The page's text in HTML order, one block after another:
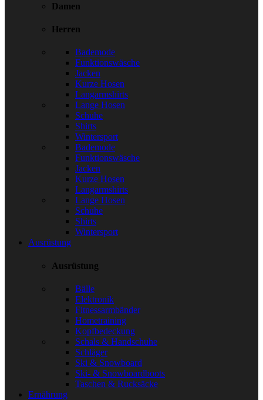
Damen
Herren
Bademode
Funktionswäsche
Jacken
Kurze Hosen
Langarmshirts
Lange Hosen
Schuhe
Shirts
Wintersport
Bademode
Funktionswäsche
Jacken
Kurze Hosen
Langarmshirts
Lange Hosen
Schuhe
Shirts
Wintersport
Ausrüstung
Ausrüstung
Bälle
Elektronik
Fitnessarmbänder
Hometraining
Kopfbedeckung
Schals & Handschuhe
Schläger
Ski & Snowboard
Ski- & Snowboardboots
Taschen & Rucksäcke
Ernährung